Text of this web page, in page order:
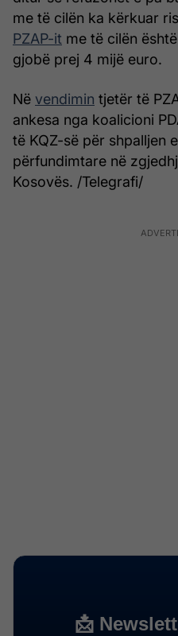
me të cilën ka kërkuar
PZAP-it me të cilën
gjobë prej 4 mijë euro.
Në vendimin tjetër të
ankesa nga koalicioni
të KQZ-së për shpalljen
përfundimtare në
Kosovës. /Telegrafi/